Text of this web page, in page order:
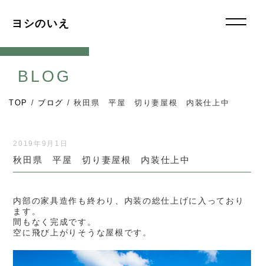
ヨシのいえ
BLOG
TOP / ブログ / 秋田県 平屋 切り妻屋根 内装仕上中
2019年9月1日
秋田県 平屋 切り妻屋根 内装仕上中
内部の家具造作も終わり、内装の総仕上げに入っており
ます。
間もなく完成です。
空に飛び上がりそうな屋根です。